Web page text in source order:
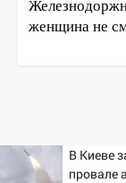
женщина не
В Киеве
провале